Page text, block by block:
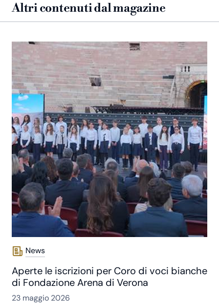
Altri contenuti dal magazine
News
Aperte le iscrizioni per Coro di voci bianche
di Fondazione Arena di Verona
23 maggio 2026